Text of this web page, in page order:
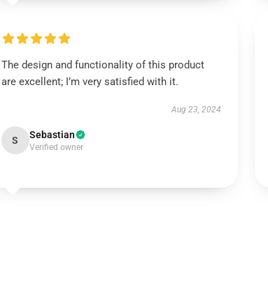
The design and functionality of this product
are excellent; I’m very satisfied with it.
Aug 23, 2024
S Sebastian
Verified owner